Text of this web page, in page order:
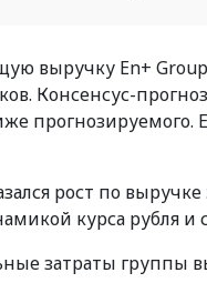
выручку En+
Консенсус-
рост по выручке
курса рубля
затраты группы